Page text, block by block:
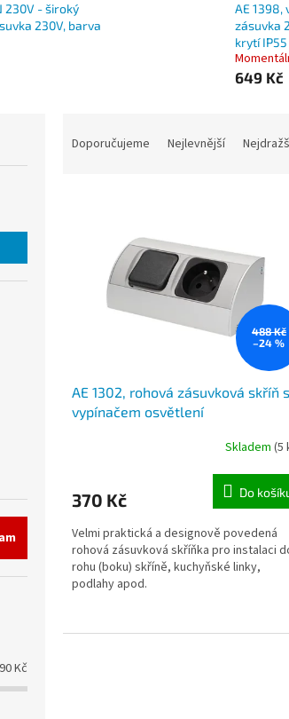
230V - široký
230V, barva
AE 1398,
zásuvka
krytí IP55
649 Kč
Kč
Doporučujeme Nejlevnější
488 Kč
–24 %
AE 1302, rohová zásuvková skříň s
vypínačem osvětlení
Skladem (5
370 Kč Do
Velmi praktická a designově povedená
rohová zásuvková skříňka pro instalaci
rohu (boku) skříně, kuchyňské linky,
podlahy apod.